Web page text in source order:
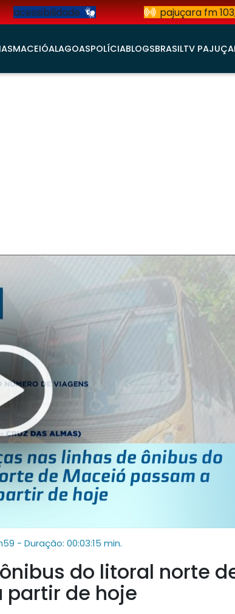
acessibilidade pajuçara fm
MACEIÓALAGOASPOLÍCIABLOGSBRASILTV
- Duração: 00:03:15 min.
do litoral norte
partir de hoje